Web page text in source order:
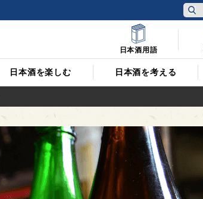
日本酒を楽しむ 日本酒を考える
日本酒用語